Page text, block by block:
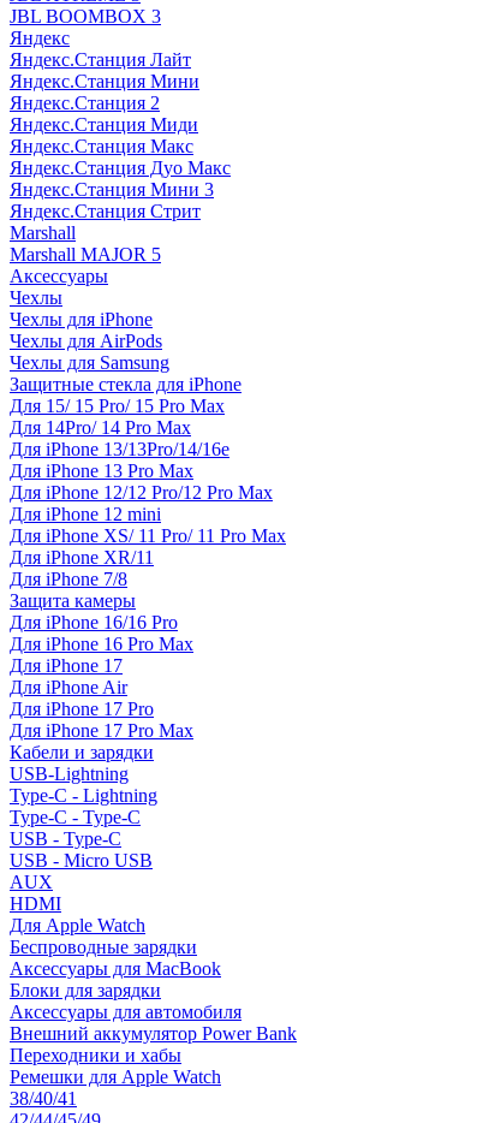
JBL BOOMBOX 3
Яндекс
Яндекс.Станция Лайт
Яндекс.Станция Мини
Яндекс.Станция 2
Яндекс.Станция Миди
Яндекс.Станция Макс
Яндекс.Станция Дуо Макс
Яндекс.Станция Мини 3
Яндекс.Станция Стрит
Marshall
Marshall MAJOR 5
Аксессуары
Чехлы
Чехлы для iPhone
Чехлы для AirPods
Чехлы для Samsung
Защитные стекла для iPhone
Для 15/ 15 Pro/ 15 Pro Max
Для 14Pro/ 14 Pro Max
Для iPhone 13/13Pro/14/16e
Для iPhone 13 Pro Max
Для iPhone 12/12 Pro/12 Pro Max
Для iPhone 12 mini
Для iPhone XS/ 11 Pro/ 11 Pro Max
Для iPhone XR/11
Для iPhone 7/8
Защита камеры
Для iPhone 16/16 Pro
Для iPhone 16 Pro Max
Для iPhone 17
Для iPhone Air
Для iPhone 17 Pro
Для iPhone 17 Pro Max
Кабели и зарядки
USB-Lightning
Type-C - Lightning
Type-C - Type-C
USB - Type-C
USB - Micro USB
AUX
HDMI
Для Apple Watch
Беспроводные зарядки
Аксессуары для MacBook
Блоки для зарядки
Аксессуары для автомобиля
Внешний аккумулятор Power Bank
Переходники и хабы
Ремешки для Apple Watch
38/40/41